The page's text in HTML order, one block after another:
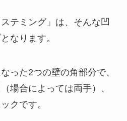
テミング」は、そんな凹
なります。
った2つの壁の角部分で、
場合によっては両手）、
クです。